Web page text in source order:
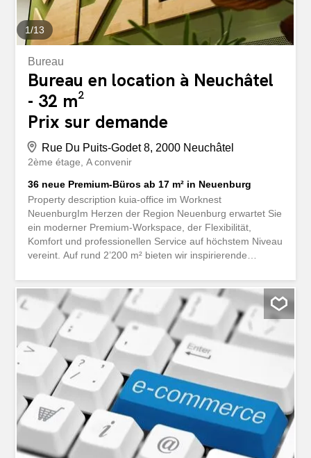
1/13
Bureau
Bureau en location à Neuchâtel
- 32 m²
Prix sur demande
Rue Du Puits-Godet 8, 2000 Neuchâtel
2ème étage A convenir
36 neue Premium-Büros ab 17 m² in Neuenburg
Property description kuia-office im Worknest
NeuenburgIm Herzen der Region Neuenburg erwartet Sie
ein moderner Premium-Workspace, der Flexibilität,
Komfort und professionellen Service auf höchstem Niveau
vereint. Auf rund 2’200 m² bieten wir inspirierende
und Selbstständige. 36 flexible Privatbüros - zwischen 17
bis 108 m²: Ob für ein kurzfristiges Projekt oder
langfristiges Wachstum: Wählen Sie aus modernen
Einzel- und Teambüros von 17 bis 108 m², die sich
individuell an Ihre Bedürfnisse anpassen lassen. Mit
Ihrem Privatbüro profitieren Sie gleichzeitig von
attraktiven Gemeinschaftsflächen und einer hochwertigen
Infrastruktur. So zahlen Sie nur für die Fläche, die Sie
dauerhaft benötigen, und nutzen zusätzliche Angebote
flexibel nach Bedarf. 5 moderne Meetingräume: Unsere
stilvollen Besprechungsräume eignen sich perfekt für
Workshops, Präsentationen, Kundentermine oder
vertrauliche Gespräche. Sie können...